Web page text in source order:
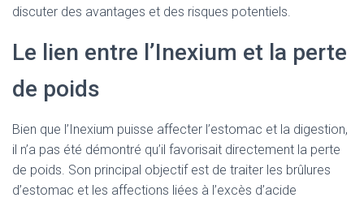
discuter des avantages et des risques potentiels.
Le lien entre l’Inexium et la perte
de poids
Bien que l’Inexium puisse affecter l’estomac et la digestion,
il n’a pas été démontré qu’il favorisait directement la perte
de poids. Son principal objectif est de traiter les brûlures
d’estomac et les affections liées à l’excès d’acide